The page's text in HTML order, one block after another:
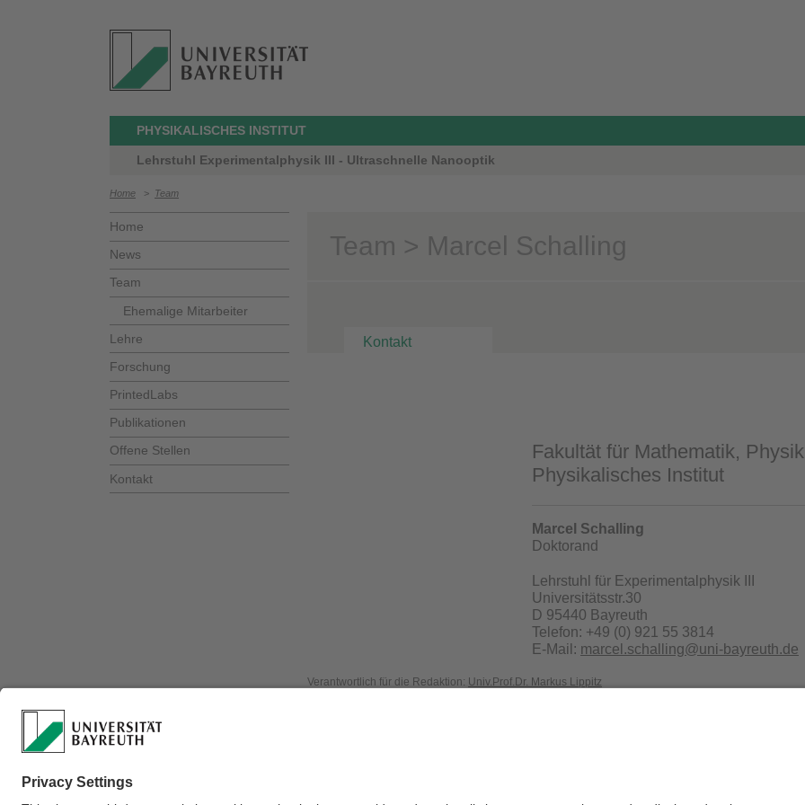
PHYSIKALISCHES INSTITUT
Lehrstuhl Experimentalphysik III - Ultraschnelle Nanooptik
Home > Team
Home
News
Team
Ehemalige Mitarbeiter
Lehre
Forschung
PrintedLabs
Publikationen
Offene Stellen
Kontakt
Team > Marcel Schalling
Kontakt
Fakultät für Mathematik,
Physikalisches Institut
Marcel Schalling
Doktorand
Lehrstuhl für Experimentalphysik III
Universitätsstr.30
D 95440 Bayreuth
Telefon: +49 (0) 921 55 3814
E-Mail: marcel.schalling@uni-bayreuth.de
Verantwortlich für die Redaktion: Univ.Prof.Dr. Markus Lippitz